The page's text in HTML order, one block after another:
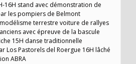
16H stand avec démonstration de
les pompiers de Belmont
terrestre voiture de rallyes
avec épreuve de la bascule
15H danse traditionnelle
Los Pastorels del Roergue 16H lâché
ABRA